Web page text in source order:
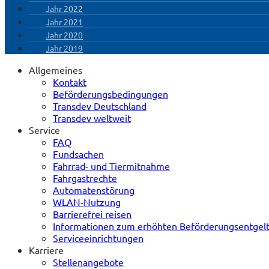
Jahr 2022
Jahr 2021
Jahr 2020
Jahr 2019
Allgemeines
Kontakt
Beförderungsbedingungen
Transdev Deutschland
Transdev weltweit
Service
FAQ
Fundsachen
Fahrrad- und Tiermitnahme
Fahrgastrechte
Automatenstörung
WLAN-Nutzung
Barrierefrei reisen
Informationen zum erhöhten Beförderungsentgelt
Serviceeinrichtungen
Karriere
Stellenangebote